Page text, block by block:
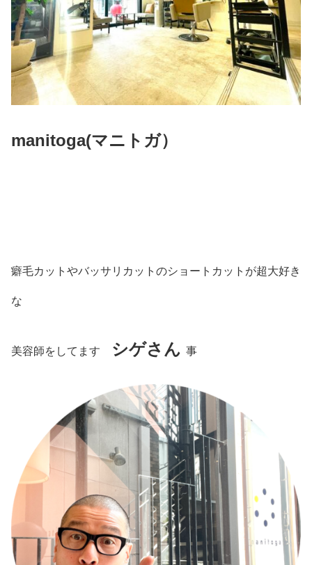
manitoga(マニトガ）
癖毛カットやバッサリカットのショートカットが超大好き
な
美容師をしてます シゲさん 事